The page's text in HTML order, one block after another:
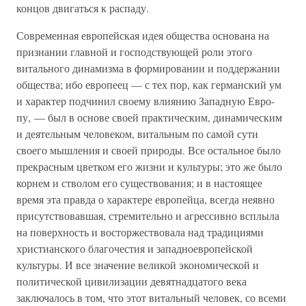
концов двигаться к распаду.
Современная европейская идея общества основана на
признании главной и господствующей роли этого
витального динамизма в формировании и поддержании
общества; ибо европеец — с тех пор, как германский ум
и характер подчинил своему влиянию Западную Евро-
пу, — был в основе своей практическим, динамическим
и деятельным человеком, витальным по самой сути
своего мышления и своей природы. Все остальное было
прекрасным цветком его жизни и культуры; это же было
корнем и стволом его существования; и в настоящее
время эта правда о характере европейца, всегда неявно
присутствовавшая, стремительно и агрессивно всплыла
на поверхность и восторжествовала над традициями
христианского благочестия и западноевропейской
культуры. И все значение великой экономической и
политической цивилизации девятнадцатого века
заключалось в том, что этот витальный человек, со всеми